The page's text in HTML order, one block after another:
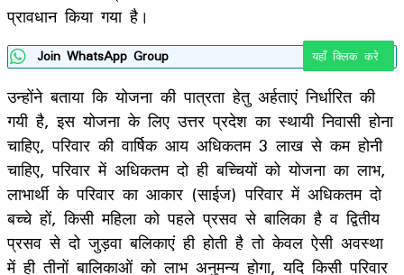
प्रावधान किया गया है।
Join WhatsApp Group यहाँ क्लिक करे
उन्होंने बताया कि योजना की पात्रता हेतु अर्हताएं निर्धारित की
गयी है, इस योजना के लिए उत्तर प्रदेश का स्थायी निवासी होना
चाहिए, परिवार की वार्षिक आय अधिकतम 3 लाख से कम होनी
चाहिए, परिवार में अधिकतम दो ही बच्चियों को योजना का लाभ,
लाभार्थी के परिवार का आकार (साईज) परिवार में अधिकतम दो
बच्चे हों, किसी महिला को पहले प्रसव से बालिका है व द्वितीय
प्रसव से दो जुड़वा बलिकाएं ही होती है तो केवल ऐसी अवस्था
में ही तीनों बालिकाओं को लाभ अनुमन्य होगा, यदि किसी परिवार